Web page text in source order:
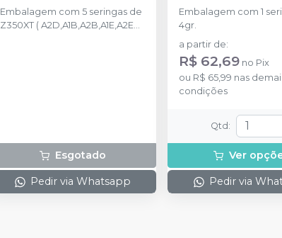
Embalagem com 5 seringas de
Z350XT ( A2D,A1B,A2B,A1E,A2E
Esgotado
Pedir via Whatsapp
Embalagem com 1
4gr.
a partir de:
R$ 62,69 no Pix
ou R$ 65,99 nas
condições
Qtd :
Ver
Pedir via